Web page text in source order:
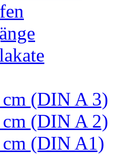
(DIN A 3)
(DIN A 2)
(DIN A1)